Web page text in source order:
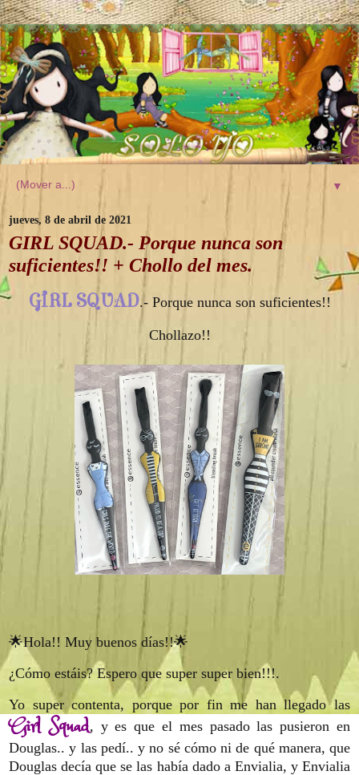
▼
jueves, 8 de abril de 2021
GIRL SQUAD.- Porque nunca son
suficientes!! + Chollo del mes.
GIRL SQUAD.- Porque nunca son suficientes!!
Chollazo!!
🌟Hola!! Muy buenos días!!🌟
¿Cómo estáis? Espero que super super bien!!!.
Yo super contenta, porque por fin me han llegado las
Girl Squad, y es que el mes pasado las pusieron en
Douglas.. y las pedí.. y no sé cómo ni de qué manera, que
Douglas decía que se las había dado a Envialia, y Envialia